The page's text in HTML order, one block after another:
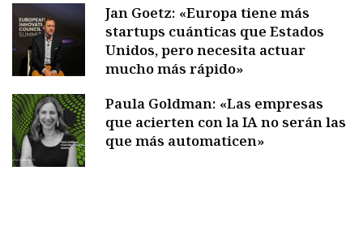
Jan Goetz: «Europa tiene más
startups cuánticas que Estados
Unidos, pero necesita actuar
mucho más rápido»
Paula Goldman: «Las empresas
que acierten con la IA no serán las
que más automaticen»